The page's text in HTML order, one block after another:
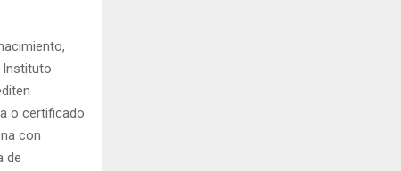
Instituto
o certificado
con
de